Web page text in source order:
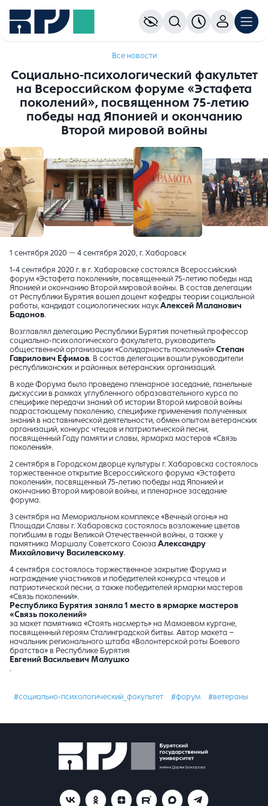
Все новости
Социально-психологический факультет
на Всероссийском форуме «Эстафета
поколений», посвященном 75-летию
победы над Японией и окончанию
Второй мировой войны
1 сентября 2020 — 4 сентября 2020, г. Хабаровск
1-4 сентября 2020 г. в г. Хабаровске состоялся Всероссийский
форум «Эстафета поколений», посвященный 75-летию победы над
Японией и окончанию Второй мировой войны. В состав делегации
от Республики Бурятия вошел доцент кафедры теории социальной
работы, кандидат социологических наук Алексей Маланович
Бадонов.
Возглавлял делегацию Республики Бурятия почетный профессор
социально-психологического факультета, руководитель
общественной организации «Солидарность поколений» Степан
Гаврилович Ефимов. В состав делегации вошли руководители
республиканских и районных ветеранских организаций.
В ходе Форума было проведено пленарное заседание, панельные
дискуссии в рамках углубленного образовательного курса по
специфике передачи знаний об истории Второй мировой войны
подрастающему поколению, специфике применения полученных
знаний в наставнической деятельности, обмен опытом ветеранских
организаций, конкурс чтецов и патриотической песни,
посвященный Году памяти и славы, ярмарка мастеров «Связь
поколений».
2 сентября в Городском дворце культуры г. Хабаровска состоялось
торжественное открытие Всероссийского форума «Эстафета
поколений», посвященный 75-летию победы над Японией и
окончанию Второй мировой войны, и пленарное заседание
форума.
3 сентября на Мемориальном комплексе «Вечный огонь» на
Площади Славы г. Хабаровска состоялось возложение цветов
погибшим в годы Великой Отечественной войны, а также у
памятника Маршалу Советского Союза Александру
Михайловичу Василевскому.
4 сентября состоялось торжественное закрытие Форума и
награждение участников и победителей конкурса чтецов и
патриотической песни, а также победителей ярмарки мастеров
«Связь поколений».
Республика Бурятия заняла 1 место в ярмарке мастеров
«Связь поколений»
за макет памятника «Стоять насмерть» на Мамаевом кургане,
посвященный героям Сталинградской битвы. Автор макета –
начальник регионального штаба «Волонтерской роты Боевого
братства» в Республике Бурятия
Евгений Васильевич Малушко
.
#социально-психологический_факультет #форум #ветераны